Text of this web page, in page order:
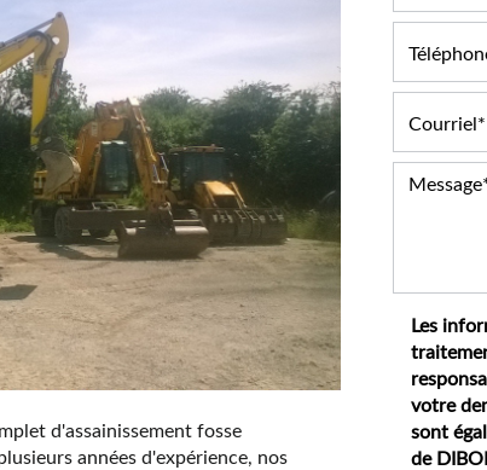
d'assainissement fosse
années d'expérience, nos
Les
votre
sont
de